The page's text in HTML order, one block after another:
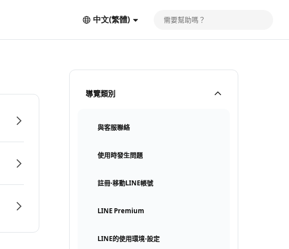
中文(繁體)
導覽類別
與客服聯絡
使用時發生問題
註冊⋅移動LINE帳號
LINE Premium
LINE的使用環境⋅設定